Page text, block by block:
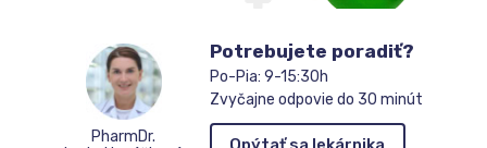
PharmDr.
Potrebujete poradiť?
Po-Pia: 9-15:30h
Zvyčajne odpovie do 30 minút